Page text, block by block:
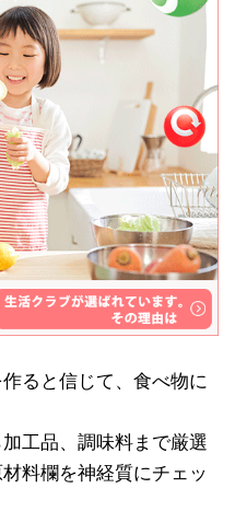
ると信じて、食べ物に
工品、調味料まで厳選
料欄を神経質にチェッ